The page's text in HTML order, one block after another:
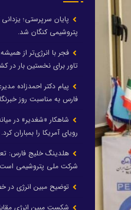
پایان سرپرستی؛
پتروشیمی کنگان شد.
فجر با انرژی‌تر از
تاور برای نخستین بار در
پیام دکتر احمدزاده
فارس به مناسبت روز
شاهکار «شغدیر» در
رویای آمریکا را بمباران کرد.
هلدینگ خلیج فارس:
شرکت ملی پتروشیمی است
توضیح مبین انرژی در
شکست مبین انرژی